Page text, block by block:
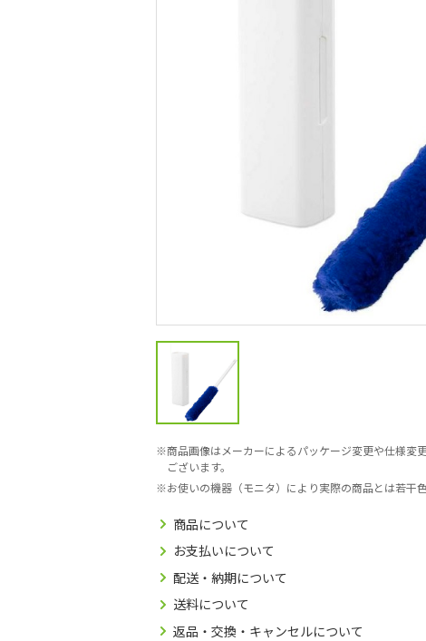
商品画像はメーカーによるパッケージ変更や仕様変
ございます。
お使いの機器（モニタ）により実際の商品とは若干
商品について
お支払いについて
配送・納期について
送料について
返品・交換・キャンセルについて